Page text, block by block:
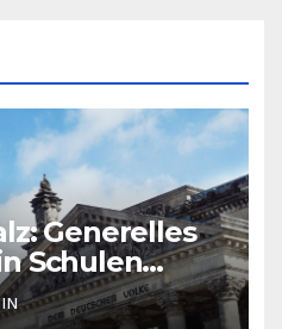
Generelles
Schulen